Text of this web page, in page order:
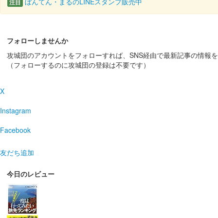
二条城 入場記念符 レピア織 冬版（パー
四季に合わせた4種の織物記念符の1枚。国宝・二の丸
になっている。500枚限定。
販売終了
注目
フォローしませんか
攻城団のアカウントをフォローすれば、SNS経由で最新記事の情報
（フォローするのに攻城団の登録は不要です）
X
Instagram
Facebook
友だち追加
今日のレビュー